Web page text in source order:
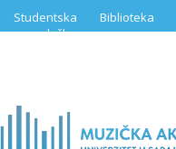
Studentska
služba
Biblioteka